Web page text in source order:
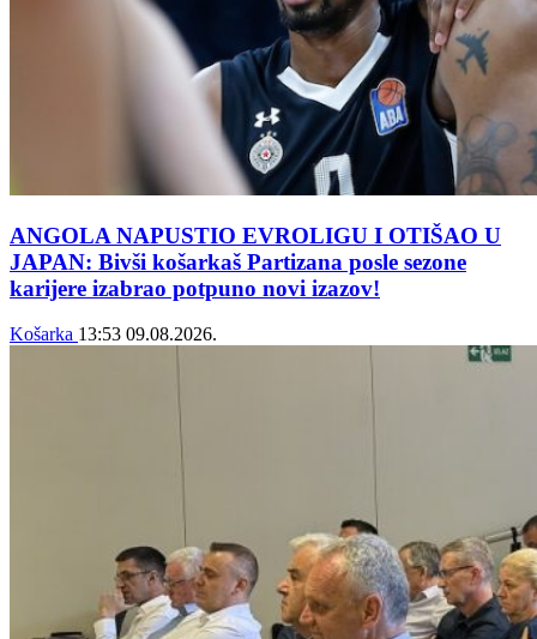
ANGOLA NAPUSTIO EVROLIGU I OTIŠAO U
JAPAN: Bivši košarkaš Partizana posle sezone
karijere izabrao potpuno novi izazov!
Košarka 13:53 09.08.2026.